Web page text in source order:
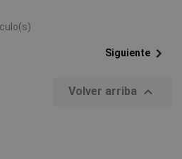
Siguiente 
Volver arriba 